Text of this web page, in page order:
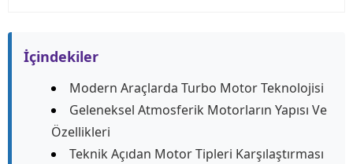
İçindekiler
Modern Araçlarda Turbo Motor Teknolojisi
Geleneksel Atmosferik Motorların Yapısı Ve
Özellikleri
Teknik Açıdan Motor Tipleri Karşılaştırması